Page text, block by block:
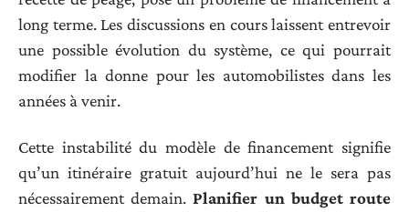
long terme. Les discussions en cours laissent entrevoir
une possible évolution du système, ce qui pourrait
modifier la donne pour les automobilistes dans les
années à venir.
Cette instabilité du modèle de financement signifie
qu’un itinéraire gratuit aujourd’hui ne le sera pas
nécessairement demain.Planifier un budget route